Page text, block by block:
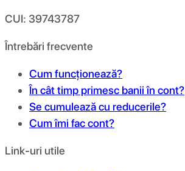
CUI: 39743787
Întrebări frecvente
Cum funcționează?
În cât timp primesc banii în cont?
Se cumulează cu reducerile?
Cum îmi fac cont?
Link-uri utile